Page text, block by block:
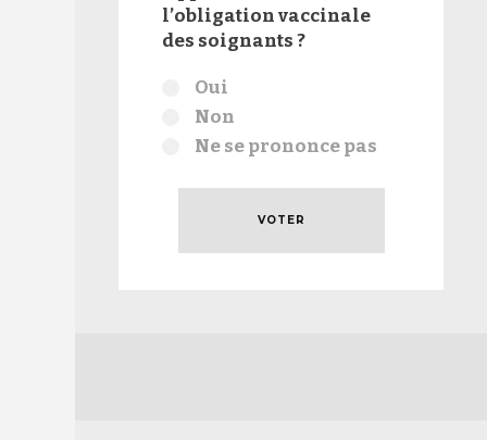
l’obligation vaccinale
des soignants ?
ChoixOui
Non
Ne se prononce pas